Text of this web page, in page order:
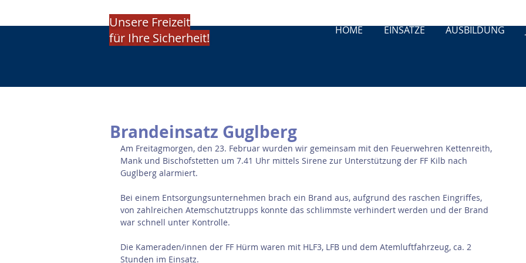
Unsere Freizeit
für Ihre Sicherheit!
HOME EINSÄTZE AUSBILDUNG
Brandeinsatz Guglberg
Am Freitagmorgen, den 23. Februar wurden wir gemeinsam mit den Feuerwehren Kettenreith,
Mank und Bischofstetten um 7.41 Uhr mittels Sirene zur Unterstützung der FF Kilb nach
Guglberg alarmiert.
Bei einem Entsorgungsunternehmen brach ein Brand aus, aufgrund des raschen Eingriffes,
von zahlreichen Atemschutztrupps konnte das schlimmste verhindert werden und der Brand
war schnell unter Kontrolle.
Die Kameraden/innen der FF Hürm waren mit HLF3, LFB und dem Atemluftfahrzeug, ca. 2
Stunden im Einsatz.